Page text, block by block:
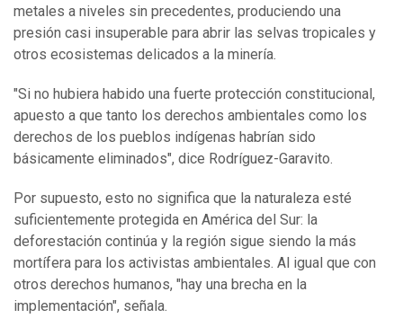
metales a niveles sin precedentes, produciendo una
presión casi insuperable para abrir las selvas tropicales y
otros ecosistemas delicados a la minería.
"Si no hubiera habido una fuerte protección constitucional,
apuesto a que tanto los derechos ambientales como los
derechos de los pueblos indígenas habrían sido
básicamente eliminados", dice Rodríguez-Garavito.
Por supuesto, esto no significa que la naturaleza esté
suficientemente protegida en América del Sur: la
deforestación continúa y la región sigue siendo la más
mortífera para los activistas ambientales. Al igual que con
otros derechos humanos, "hay una brecha en la
implementación", señala.